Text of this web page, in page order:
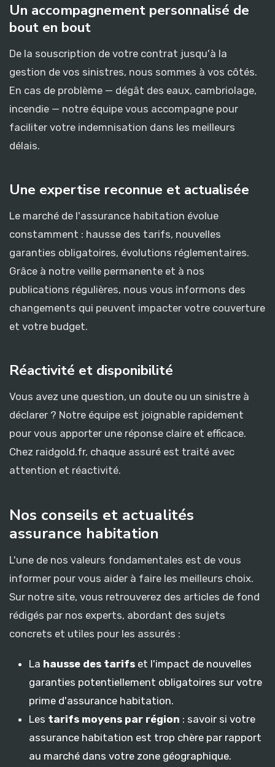
Un accompagnement personnalisé de
bout en bout
De la souscription de votre contrat jusqu'à la
gestion de vos sinistres, nous sommes à vos côtés.
En cas de problème — dégât des eaux, cambriolage,
incendie — notre équipe vous accompagne pour
faciliter votre indemnisation dans les meilleurs
délais.
Une expertise reconnue et actualisée
Le marché de l'assurance habitation évolue
constamment : hausse des tarifs, nouvelles
garanties obligatoires, évolutions réglementaires.
Grâce à notre veille permanente et à nos
publications régulières, nous vous informons des
changements qui peuvent impacter votre couverture
et votre budget.
Réactivité et disponibilité
Vous avez une question, un doute ou un sinistre à
déclarer ? Notre équipe est joignable rapidement
pour vous apporter une réponse claire et efficace.
Chez raidgold.fr, chaque assuré est traité avec
attention et réactivité.
Nos conseils et actualités
assurance habitation
L'une de nos valeurs fondamentales est de vous
informer pour vous aider à faire les meilleurs choix.
Sur notre site, vous retrouverez des articles de fond
rédigés par nos experts, abordant des sujets
concrets et utiles pour les assurés :
La hausse des tarifs et l'impact de nouvelles
garanties potentiellement obligatoires sur votre
prime d'assurance habitation.
Les tarifs moyens par région : savoir si votre
assurance habitation est trop chère par rapport
au marché dans votre zone géographique.